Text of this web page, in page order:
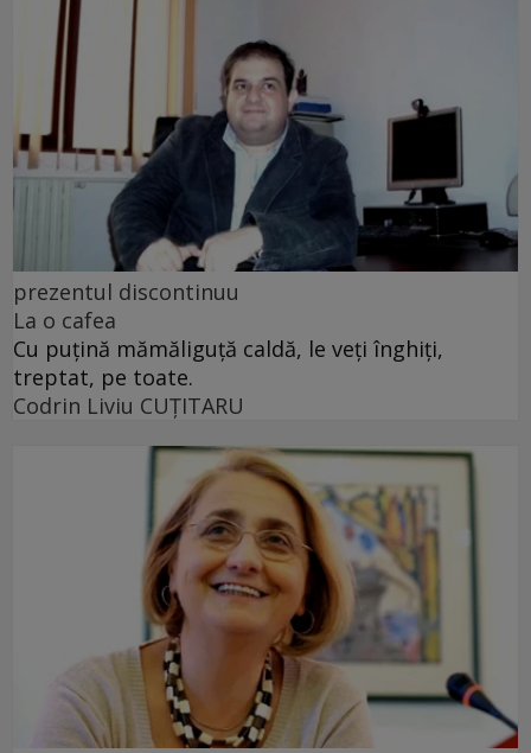
prezentul discontinuu
La o cafea
Cu puţină mămăliguţă caldă, le veţi înghiţi,
treptat, pe toate.
Codrin Liviu CUŢITARU